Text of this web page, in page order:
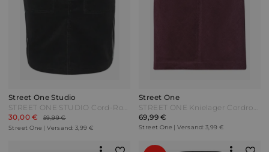
Street One Studio
STREET ONE STUDIO Cord-Rock mit Gallonstreifen - Black Schwarz
30,00 €
59,99 €
Street One | Versand: 3,99 €
Street One
STREET ONE Knielager Cordrock mit Schnallendetail - rustic rouge Rot
69,99 €
Street One | Versand: 3,99 €